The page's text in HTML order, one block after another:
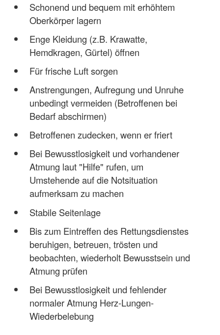
Schonend und bequem mit erhöhtem
Oberkörper lagern
Enge Kleidung (z.B. Krawatte,
Hemdkragen, Gürtel) öffnen
Für frische Luft sorgen
Anstrengungen, Aufregung und Unruhe
unbedingt vermeiden (Betroffenen bei
Bedarf abschirmen)
Betroffenen zudecken, wenn er friert
Bei Bewusstlosigkeit und vorhandener
Atmung laut "Hilfe" rufen, um
Umstehende auf die Notsituation
aufmerksam zu machen
Stabile Seitenlage
Bis zum Eintreffen des Rettungsdienstes
beruhigen, betreuen, trösten und
beobachten, wiederholt Bewusstsein und
Atmung prüfen
Bei Bewusstlosigkeit und fehlender
normaler Atmung Herz-Lungen-
Wiederbelebung